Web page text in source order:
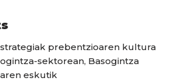
prebentzioaren kultura
sektorean, Basogintza
eskutik